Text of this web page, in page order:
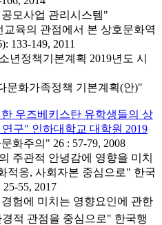
모사업 관리시스템"
육의 관점에서 본 상호문화역
133-149, 2011
년정책기본계획 2019년도 시
문화가족정책 기본계획(안)"
우즈베키스탄 유학생들의 상
구" 인하대학교 대학원 2019
화주의" 26 : 57-79, 2008
주관적 안녕감에 영향을 미치
적응, 사회자본 중심으로" 한국
55, 2017
험에 미치는 영향요인에 관한
적 관점을 중심으로" 한국행